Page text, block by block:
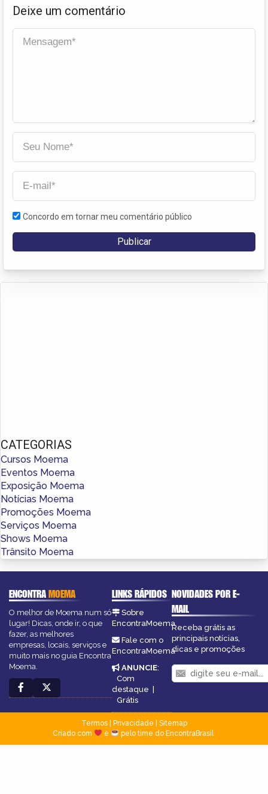
Deixe um comentário
Concordo em tornar meu comentário público
CATEGORIAS
Cursos Moema
Eventos Moema
Exposição Moema
Notícias Moema
Promoções Moema
Serviços Moema
Shows Moema
Trânsito Moema
ENCONTRAMOEMA
O melhor de Moema num só
lugar! Dicas, onde ir, o que
fazer, as melhores
empresas, locais, serviços e
muito mais no guia Encontra
Moema.
LINKS RÁPIDOS
Sobre
EncontraMoema
Fale com o
EncontraMoema
ANUNCIE:
Com
destaque
Grátis
NOVIDADES POR E-
MAIL
Receba grátis as
principais notícias,
dicas e promoções
Termos| Privacidade
Sitemap
Criado com
e pelo time do EncontraBrasil